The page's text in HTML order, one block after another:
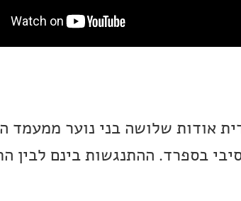
אודות שלושה בני נוער ממעמד
בספרד. ההתנגשות בינם לבין